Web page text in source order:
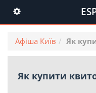
Toggle
navigation
Афіша Київ Як
Як купити